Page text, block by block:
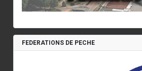
FEDERATIONS DE PECHE